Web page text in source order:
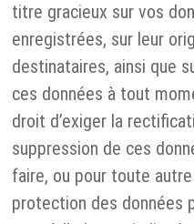
titre gracieux sur vos
enregistrées, sur leur
destinataires, ainsi que
ces données à tout
droit d’exiger la
suppression de ces
faire, ou pour toute
protection des données